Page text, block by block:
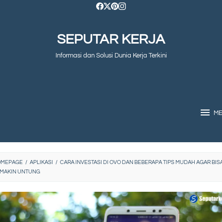
SEPUTAR KERJA
Informasi dan Solusi Dunia Kerja Terkini
/ APLIKASI / CARA INVESTASI DI OVO DAN BEBERAPA TIPS MUDAH AGAR
UNTUNG